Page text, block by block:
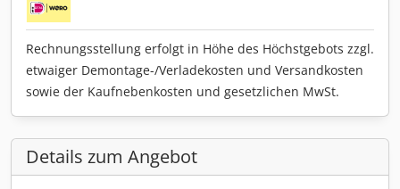
Rechnungsstellung erfolgt in Höhe des Höchstgebots zzgl.
etwaiger Demontage-/Verladekosten und Versandkosten
sowie der Kaufnebenkosten und gesetzlichen MwSt.
Details zum Angebot